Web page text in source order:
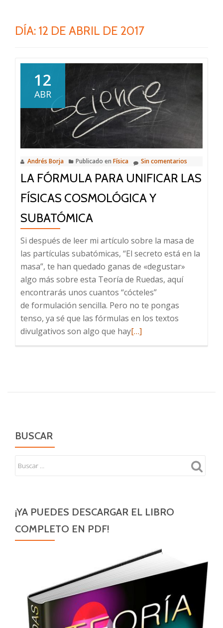
DÍA: 12 DE ABRIL DE 2017
12
ABR
Andrés Borja Publicado en Física Sin comentarios
LA FÓRMULA PARA UNIFICAR LAS
FÍSICAS COSMOLÓGICA Y
SUBATÓMICA
Si después de leer mi artículo sobre la masa de
las partículas subatómicas, “El secreto está en la
masa”, te han quedado ganas de «degustar»
algo más sobre esta Teoría de Ruedas, aquí
encontrarás unos cuantos “cócteles”
de formulación sencilla. Pero no te pongas
tenso, ya sé que las fórmulas en los textos
divulgativos son algo que hayLeer
unificar
[…]
BUSCAR
¡YA PUEDES DESCARGAR EL LIBRO
COMPLETO EN PDF!